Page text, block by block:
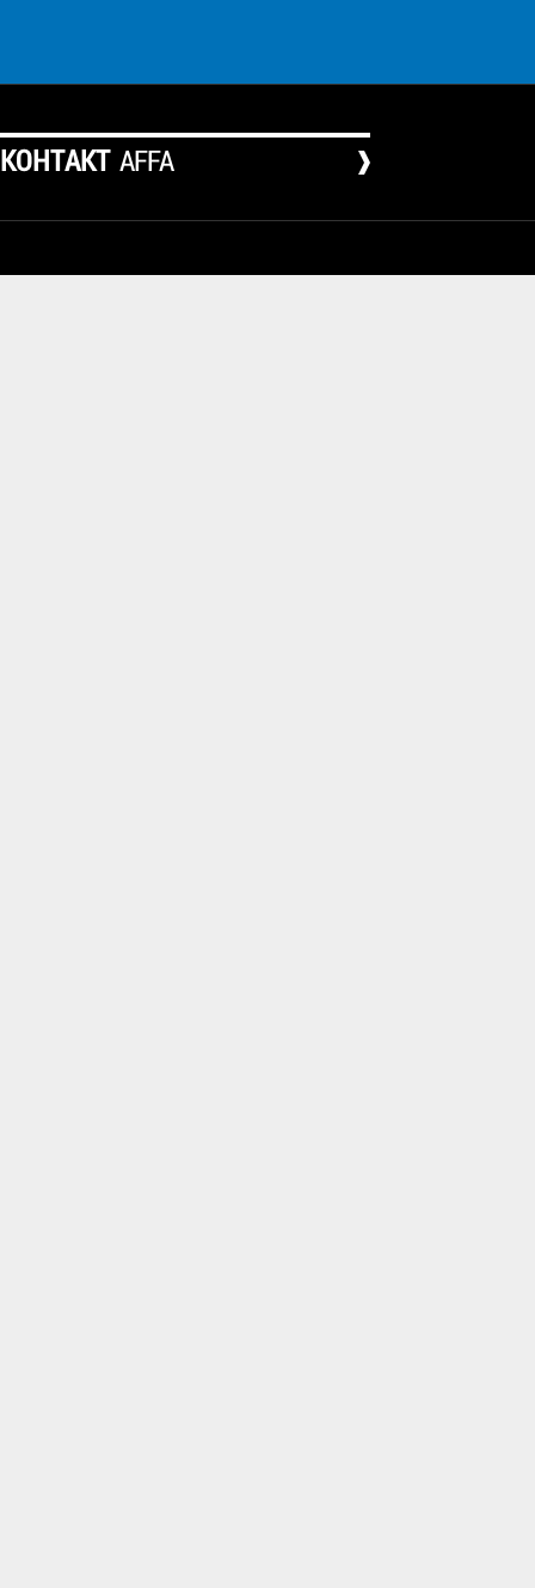
КОНТАКТ AFFA